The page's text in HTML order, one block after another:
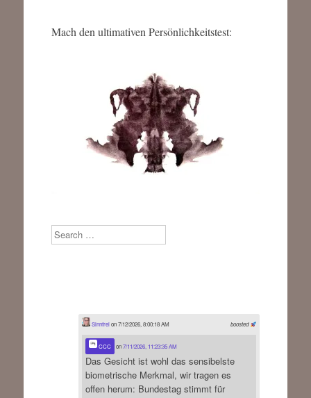
Mach den ultimativen Persönlichkeitstest:
Search
boosted
Sinnfreion 7/12/2026, 8:00:18 AM
CCC on7/11/2026, 11:23:35 AM
Das Gesicht ist wohl das sensibelste
biometrische Merkmal, wir tragen es
offen herum: Bundestag stimmt für